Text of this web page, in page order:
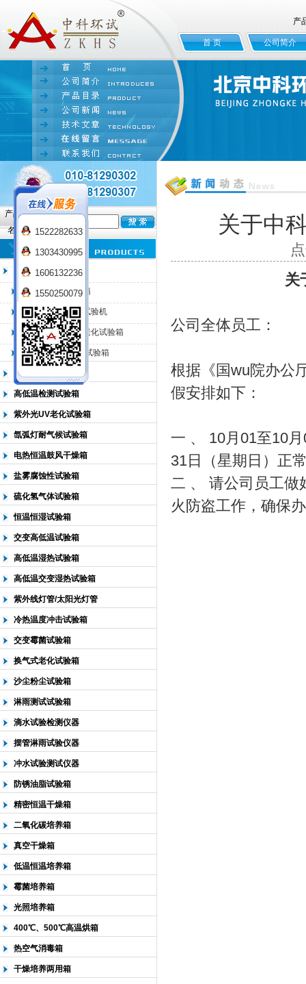
北京中科环试仪器有限公司
产
首 页 公司简介
产品
名:
臭氧老化试验箱
QL-100臭氧老化箱
QL-225臭氧老化试验机
QL-500动态臭氧老化试验箱
QL-0*型臭氧老化试验箱
低温恒温试验箱
高低温检测试验箱
紫外光UV老化试验箱
氙弧灯耐气候试验箱
电热恒温鼓风干燥箱
盐雾腐蚀性试验箱
硫化氢气体试验箱
恒温恒湿试验箱
交变高低温试验箱
高低温湿热试验箱
高低温交变湿热试验箱
紫外线灯管/太阳光灯管
冷热温度冲击试验箱
交变霉菌试验箱
换气式老化试验箱
沙尘粉尘试验箱
淋雨测试试验箱
滴水试验检测仪器
摆管淋雨试验仪器
冲水试验测试仪器
防锈油脂试验箱
精密恒温干燥箱
二氧化碳培养箱
真空干燥箱
低温恒温培养箱
霉菌培养箱
光照培养箱
400℃、500℃高温烘箱
热空气消毒箱
干燥培养两用箱
关于中
关
公司全体员工：
根据《国wu院办公
假安排如下：
一 、 10月01至10
31日（星期日）正
二 、 请公司员工做
火防盗工作，确保
1522282633
1303430995
1606132236
1550250079